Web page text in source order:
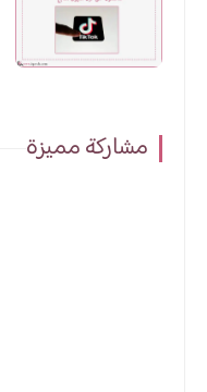
مشاركة مميزة